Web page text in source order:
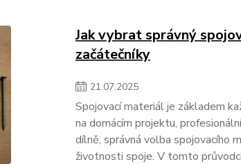
Jak vybrat správný
začátečníky
21.07.2025
Spojovací materiál je základem
na domácím projektu,
dílně, správná volba spojovacího
životnosti spoje. V tomto